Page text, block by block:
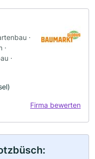
·
·
·
Firma bewerten